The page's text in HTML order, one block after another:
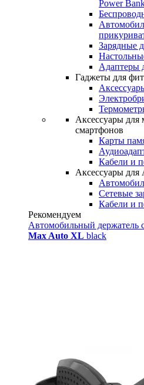
Power
Зарядные
Адаптеры
Гаджеты для
Аксессуары для
смартфонов
Карты
Кабели и
Аксессуары для
Сетевые
Кабели и
Рекомендуем
Автомобильный держатель
Max Auto XL black